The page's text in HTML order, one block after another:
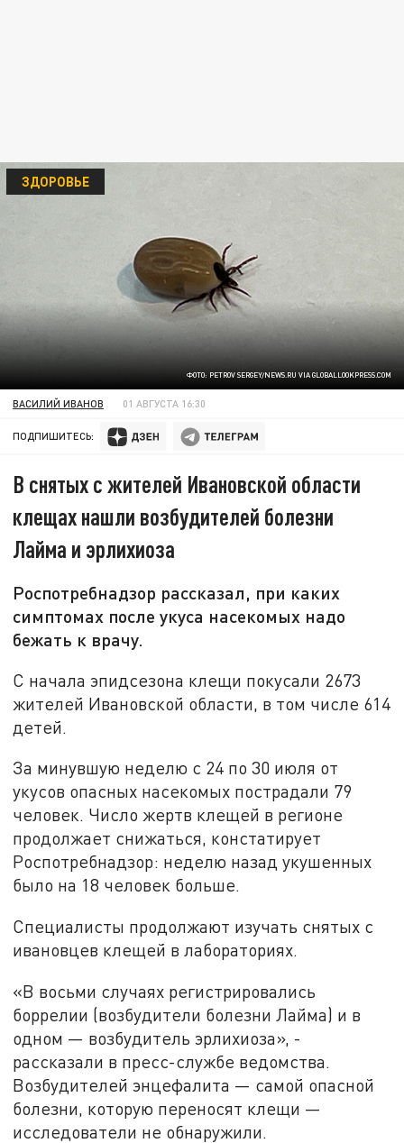
ФОТО: PETROV SERGEY/NEWS.RU VIA GLOBALLOOKPRESS.COM
ЗДОРОВЬЕ
ВАСИЛИЙ ИВАНОВ 01 АВГУСТА 16:30
ПОДПИШИТЕСЬ:
В снятых с жителей Ивановской области
клещах нашли возбудителей болезни
Лайма и эрлихиоза
Роспотребнадзор рассказал, при каких
симптомах после укуса насекомых надо
бежать к врачу.
С начала эпидсезона клещи покусали 2673
жителей Ивановской области, в том числе 614
детей.
За минувшую неделю с 24 по 30 июля от
укусов опасных насекомых пострадали 79
человек. Число жертв клещей в регионе
продолжает снижаться, констатирует
Роспотребнадзор: неделю назад укушенных
было на 18 человек больше.
Специалисты продолжают изучать снятых с
ивановцев клещей в лабораториях.
«В восьми случаях регистрировались
боррелии (возбудители болезни Лайма) и в
одном — возбудитель эрлихиоза», -
рассказали в пресс-службе ведомства.
Возбудителей энцефалита — самой опасной
болезни, которую переносят клещи —
исследователи не обнаружили.